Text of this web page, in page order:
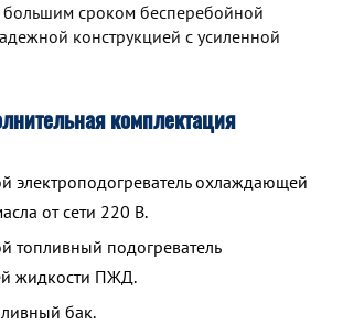
большим сроком бесперебойной
конструкцией с усиленной
комплектация
электроподогреватель охлаждающей
от сети 220 В.
топливный подогреватель
жидкости ПЖД.
бак.